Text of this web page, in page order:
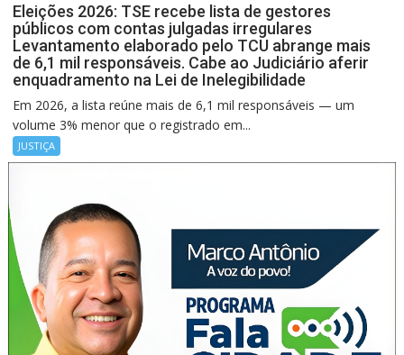
Eleições 2026: TSE recebe lista de gestores
públicos com contas julgadas irregulares
Levantamento elaborado pelo TCU abrange mais
de 6,1 mil responsáveis. Cabe ao Judiciário aferir
enquadramento na Lei de Inelegibilidade
Em 2026, a lista reúne mais de 6,1 mil responsáveis — um
volume 3% menor que o registrado em...
JUSTIÇA